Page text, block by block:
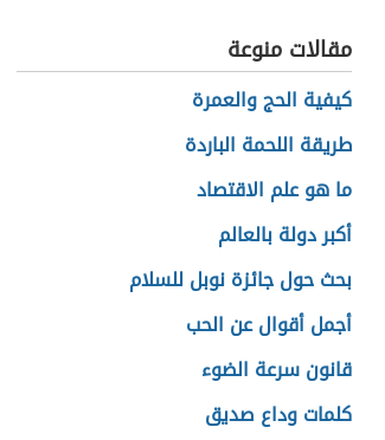
مقالات منوعة
كيفية الحج والعمرة
طريقة اللحمة الباردة
ما هو علم الاقتصاد
أكبر دولة بالعالم
بحث حول جائزة نوبل للسلام
أجمل أقوال عن الحب
قانون سرعة الضوء
كلمات وداع صديق